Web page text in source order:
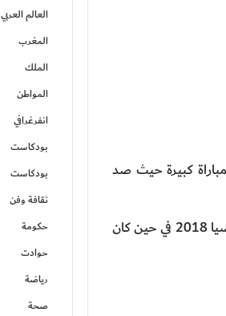
كبيرة حيث صد
ويذكر ان منير المحمدي كان هو حارس المرمى الرئيسي للمنتخب المغربي في مونديال روسيا 2018 في حين كان
العالم العربي
المغرب
الملك
المواطن
انفرغرافي
بودكاست
بودكاست
ثقافة وفن
حكومة
حوادت
رياضة
صحة